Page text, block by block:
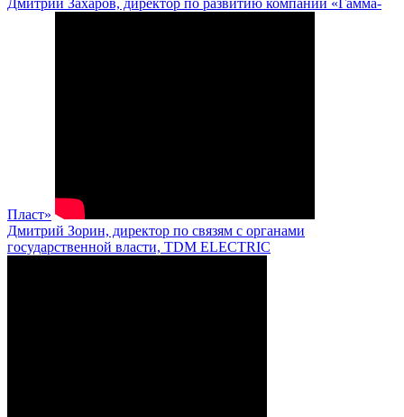
Дмитрий Захаров, директор по развитию компании «Гамма-
Пласт»
Дмитрий Зорин, директор по связям с органами
государственной власти, TDM ELECTRIC